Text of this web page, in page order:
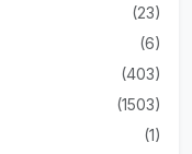
(23)
(6)
(403)
(1503)
(1)